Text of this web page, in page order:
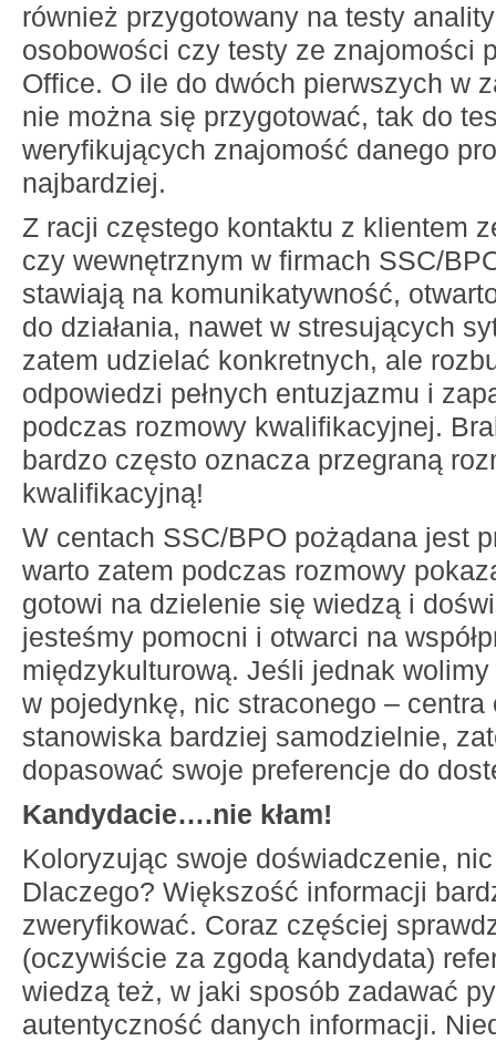
również przygotowany na testy
osobowości czy testy ze znajomości
Office. O ile do dwóch pierwszych w
nie można się przygotować, tak do
weryfikujących znajomość danego
najbardziej.
Z racji częstego kontaktu z klientem
czy wewnętrznym w firmach SSC/
stawiają na komunikatywność,
do działania, nawet w stresujących
zatem udzielać konkretnych, ale
odpowiedzi pełnych entuzjazmu i
podczas rozmowy kwalifikacyjnej.
bardzo często oznacza przegraną
kwalifikacyjną!
W centach SSC/BPO pożądana jest
warto zatem podczas rozmowy
gotowi na dzielenie się wiedzą i
jesteśmy pomocni i otwarci na
międzykulturową. Jeśli jednak wolimy
w pojedynkę, nic straconego – centra
stanowiska bardziej samodzielnie,
dopasować swoje preferencje do
Kandydacie….nie kłam!
Koloryzując swoje doświadczenie,
Dlaczego? Większość informacji
zweryfikować. Coraz częściej
(oczywiście za zgodą kandydata)
wiedzą też, w jaki sposób zadawać
autentyczność danych informacji.